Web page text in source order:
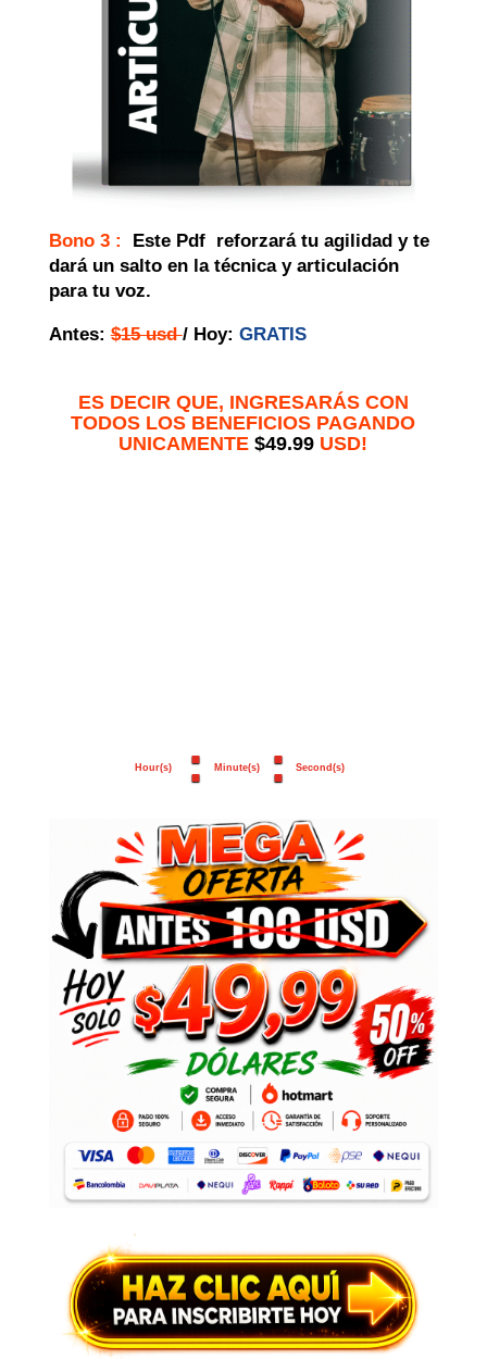
Bono 3 :
Este Pdf reforzará tu agilidad y te
dará un salto en la técnica y articulación
para tu voz.
Antes:$15 usd/ Hoy: GRATIS
ES DECIR QUE, INGRESARÁS CON
TODOS LOS BENEFICIOS PAGANDO
UNICAMENTE$49.99 USD!
Hour(s) : Minute(s) : Second(s)